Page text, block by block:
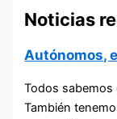
Noticias
Autónomos,
Todos sabemos
También